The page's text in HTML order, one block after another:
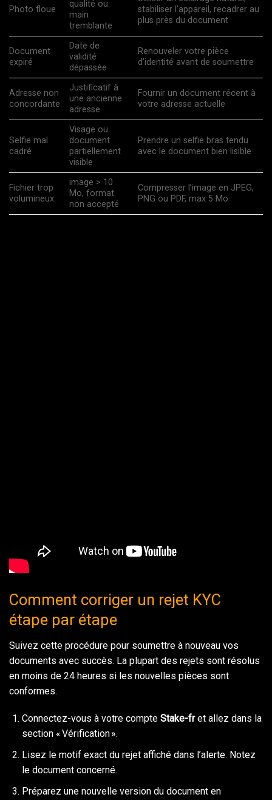
Photo floue
qualité ou
main
tremblante
stabiliser l’appareil, recadrer au
plus près du document
Document
expiré
Date de
validité
dépassée
Renouveler votre pièce
d’identité avant de soumettre
Adresse non
concordante
Justificatif à
une ancienne
adresse
Fournir un document récent à
votre adresse actuelle
Selfie mal
cadré
Visage ou
document
partiellement
visible
Prendre un selfie bras tendu
avec le document bien lisible
Fichier trop
volumineux
image > 10
Mo, format
non accepté
Compresser l’image en JPEG,
PNG ou PDF, max 5 Mo
Comment corriger un rejet KYC
étape par étape
Suivez cette procédure pour soumettre à nouveau vos
documents avec succès. La plupart des rejets sont résolus
en moins de 24 heures si les nouvelles pièces sont
conformes.
Connectez-vous à votre compte Stake-fret allez dans la
section « Vérification ».
Lisez le motif exact du rejet affiché dans l’alerte. Notez
le document concerné.
Préparez une nouvelle version du document en